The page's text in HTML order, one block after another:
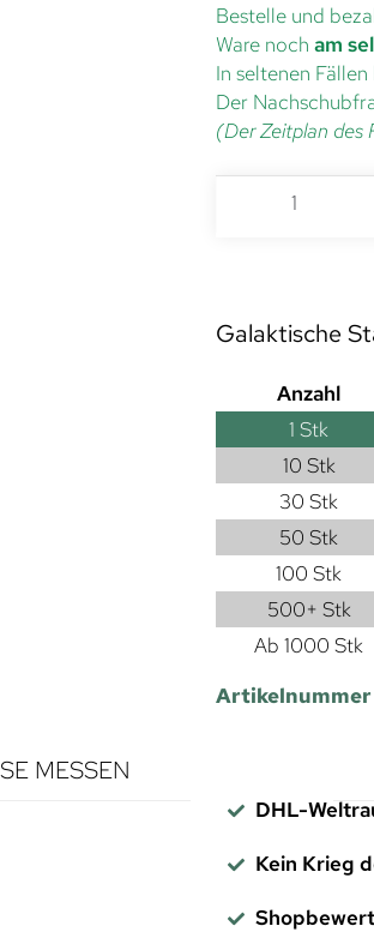
Bestelle und
Ware noch am
In seltenen
Der
(Der Zeitplan des
Galaktische
Anzahl
1 Stk
10 Stk
30 Stk
50 Stk
100 Stk
500+ Stk
Ab 1000 Stk
Artikelnummer
MESSEN
DHL-
Kein Krieg